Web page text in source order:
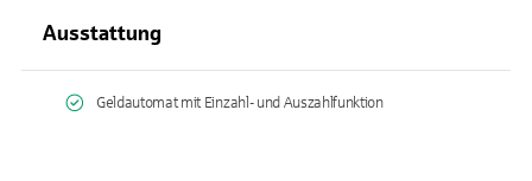
Ausstattung
Geldautomat mit Einzahl- und Auszahlfunktion